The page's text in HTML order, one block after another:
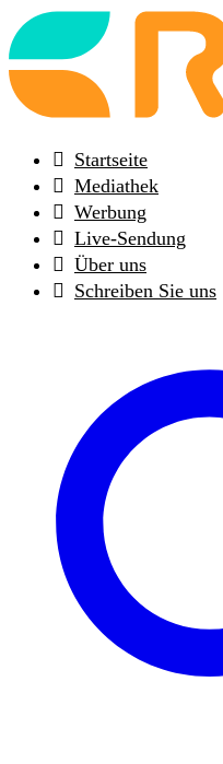
Back
to
frontpage
Startseite
Mediathek
Werbung
Live-Sendung
Über uns
Schreiben Sie uns